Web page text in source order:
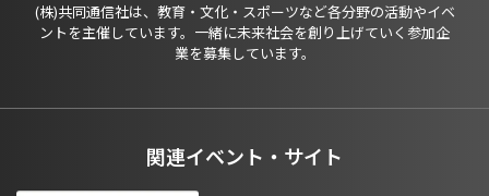
(株)共同通信社は、教育・文化・スポーツなど各分野の活動やイベ
ントを主催しています。一緒に未来社会を創り上げていく参加企
業を募集しています。
関連イベント・サイト